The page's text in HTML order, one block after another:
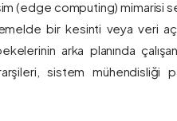
(edge computing) mimarisi
temelde bir kesinti veya veri
arka planında
sistem mühendisliği